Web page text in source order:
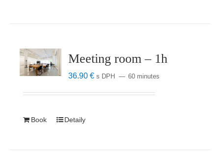
Meeting room – 1h
36.90€ s DPH 60 minutes
Book Detaily